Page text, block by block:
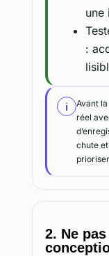
une
:
i
Avant
réel
chute
2. Ne